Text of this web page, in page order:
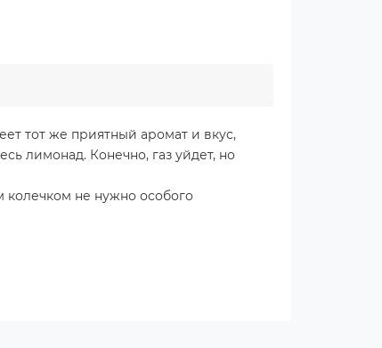
тот же приятный аромат и вкус,
лимонад. Конечно, газ уйдет, но
колечком не нужно особого